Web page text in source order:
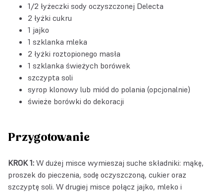
1/2 łyżeczki sody oczyszczonej Delecta
2 łyżki cukru
1 jajko
1 szklanka mleka
2 łyżki roztopionego masła
1 szklanka świeżych borówek
szczypta soli
syrop klonowy lub miód do polania (opcjonalnie)
świeże borówki do dekoracji
Przygotowanie
KROK 1: W dużej misce wymieszaj suche składniki: mąkę,
proszek do pieczenia, sodę oczyszczoną, cukier oraz
szczyptę soli. W drugiej misce połącz jajko, mleko i